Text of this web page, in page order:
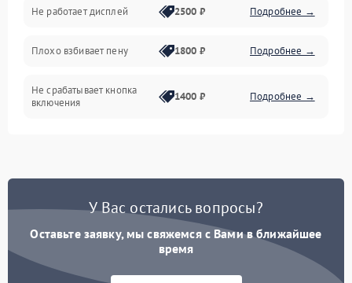
Программное обеспечение
Не работает дисплей 2500 ₽ Подробнее →
Плохо взбивает пену 1800 ₽ Подробнее →
Не срабатывает кнопка
включения
1400 ₽ Подробнее →
Постоянные сбои в работе 1500 ₽ Подробнее →
У Вас остались вопросы?
Оставьте заявку, мы свяжемся с Вами в ближайшее
время